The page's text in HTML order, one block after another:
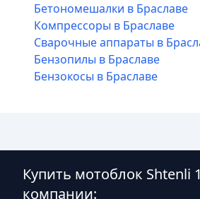
Бетономешалки в Браславе
Компрессоры в Браславе
Сварочные аппараты в
Бензопилы в Браславе
Бензокосы в Браславе
Купить мотоблок Shtenli
компании: